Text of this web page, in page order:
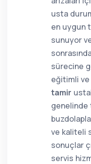
usta
en uygun
sunuyor
sürecine
eğitimli ve
tamir
genelinde
ve kaliteli
sonuçlar
servis